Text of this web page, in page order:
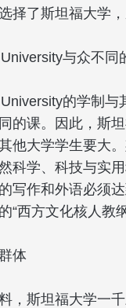
择了斯坦福大学
与众不同
的学制与
的课。因此，斯
他大学学生要大
科学、科技与实
写作和外语必须
“西方文化核人教
体
，斯坦福大学一